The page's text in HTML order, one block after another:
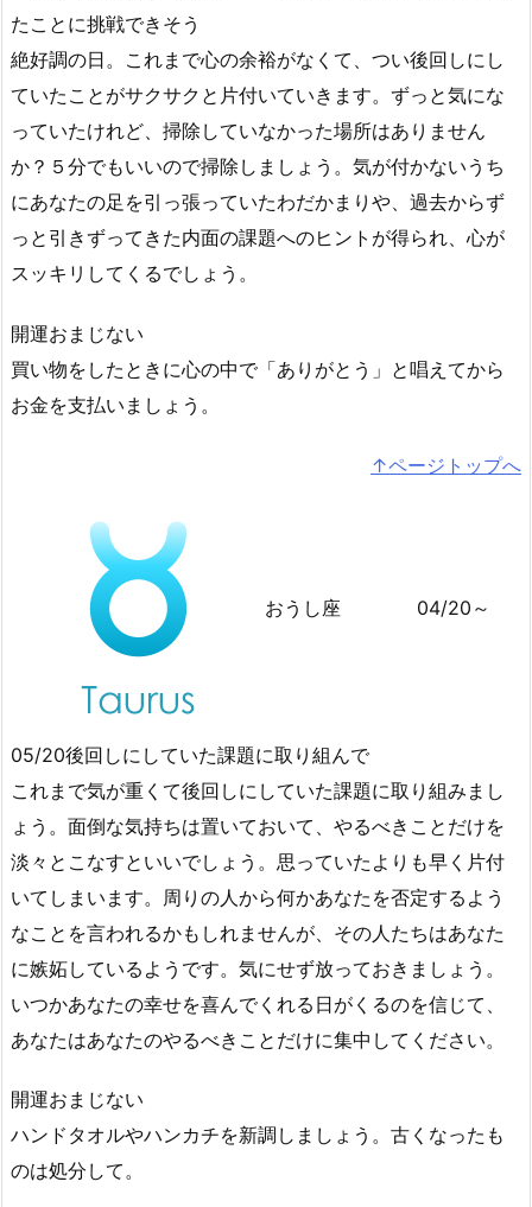
たことに挑戦できそう
絶好調の日。これまで心の余裕がなくて、つい後回しにし
ていたことがサクサクと片付いていきます。ずっと気にな
っていたけれど、掃除していなかった場所はありません
か？５分でもいいので掃除しましょう。気が付かないうち
にあなたの足を引っ張っていたわだかまりや、過去からず
っと引きずってきた内面の課題へのヒントが得られ、心が
スッキリしてくるでしょう。
開運おまじない
買い物をしたときに心の中で「ありがとう」と唱えてから
お金を支払いましょう。
↑ページトップへ
おうし座 04/20～
05/20後回しにしていた課題に取り組んで
これまで気が重くて後回しにしていた課題に取り組みまし
ょう。面倒な気持ちは置いておいて、やるべきことだけを
淡々とこなすといいでしょう。思っていたよりも早く片付
いてしまいます。周りの人から何かあなたを否定するよう
なことを言われるかもしれませんが、その人たちはあなた
に嫉妬しているようです。気にせず放っておきましょう。
いつかあなたの幸せを喜んでくれる日がくるのを信じて、
あなたはあなたのやるべきことだけに集中してください。
開運おまじない
ハンドタオルやハンカチを新調しましょう。古くなったも
のは処分して。